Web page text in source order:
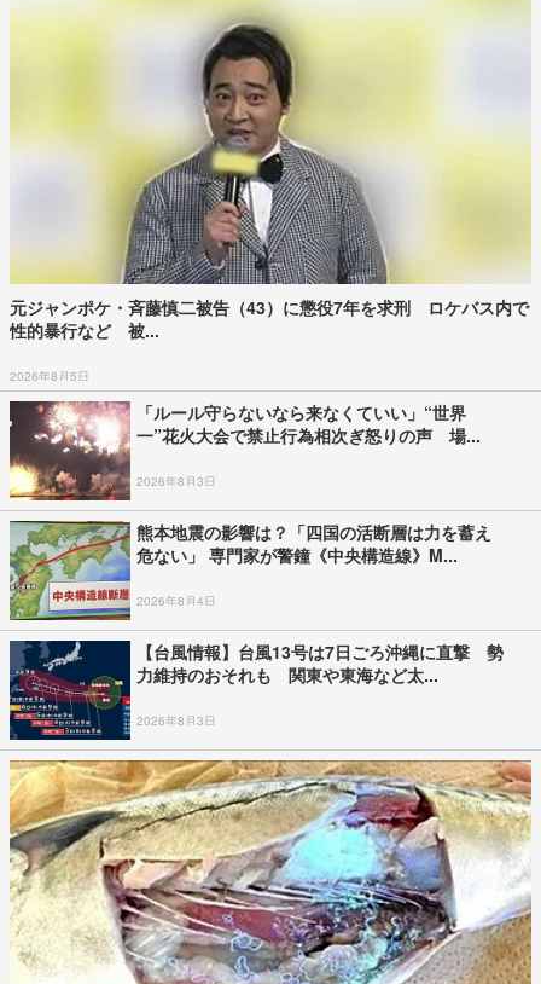
元ジャンポケ・斉藤慎二被告（43）に懲役7年を求刑 ロケバス内で
性的暴行など 被...
2026年8月5日
「ルール守らないなら来なくていい」“世界
一”花火大会で禁止行為相次ぎ怒りの声 場...
2026年8月3日
熊本地震の影響は？「四国の活断層は力を蓄え
危ない」 専門家が警鐘《中央構造線》M...
2026年8月4日
【台風情報】台風13号は7日ごろ沖縄に直撃 勢
力維持のおそれも 関東や東海など太...
2026年8月3日